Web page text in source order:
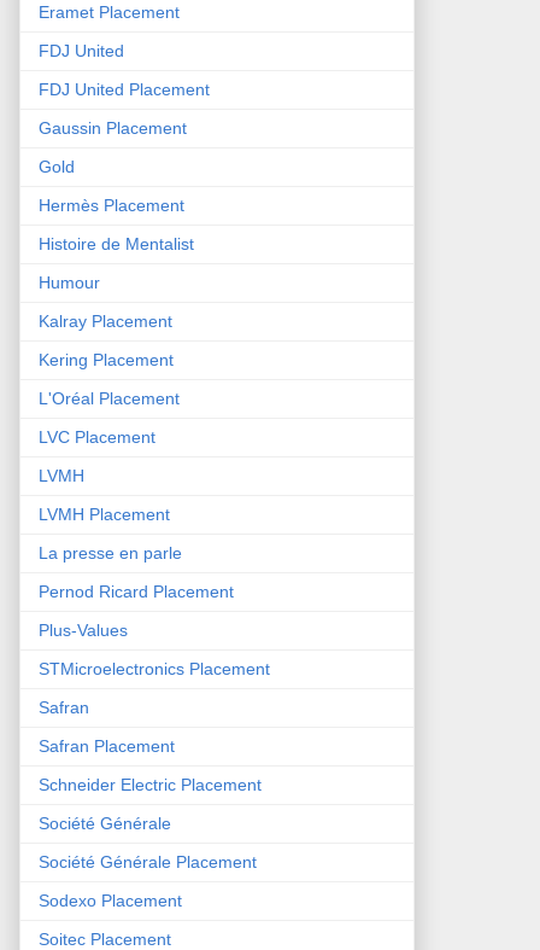
Eramet Placement
FDJ United
FDJ United Placement
Gaussin Placement
Gold
Hermès Placement
Histoire de Mentalist
Humour
Kalray Placement
Kering Placement
L'Oréal Placement
LVC Placement
LVMH
LVMH Placement
La presse en parle
Pernod Ricard Placement
Plus-Values
STMicroelectronics Placement
Safran
Safran Placement
Schneider Electric Placement
Société Générale
Société Générale Placement
Sodexo Placement
Soitec Placement